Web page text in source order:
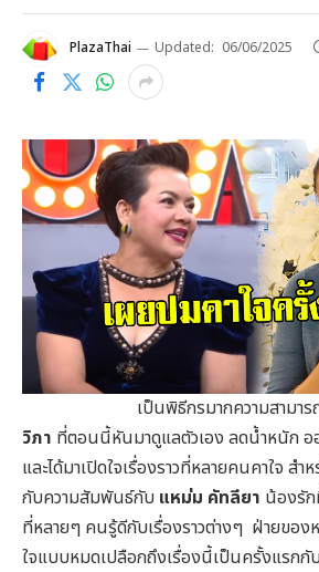
PlazaThai Updated: 06/06/2025
เป็นพิธีกรมากความสามารถ
วิภา ที่ตอนนี้หันมาดูแลตัวเอง ลดน้ำหนัก อ
และได้มาเปิดใจเรื่องราวที่หลายคนคาใจ สำ
กับความสัมพันธ์กับ แหม่ม คัทลียา น้องรั
ที่หลายๆ คนรู้ดีกับเรื่องราวต่างๆ ฝ่ายของ
ใจแบบหมดเปลือกถึงเรื่องนี้เป็นครั้งแรกกั